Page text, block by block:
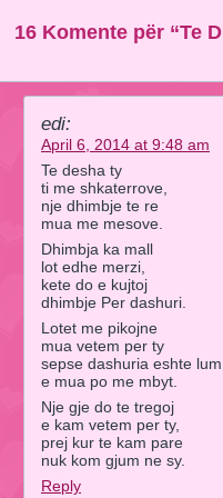
16 Komente për “Te
edi:
April 6, 2014 at 9:48 am
Te desha ty
ti me shkaterrove,
nje dhimbje te re
mua me mesove.
Dhimbja ka mall
lot edhe merzi,
kete do e kujtoj
dhimbje Per dashuri.
Lotet me pikojne
mua vetem per ty
sepse dashuria eshte lum,
e mua po me mbyt.
Nje gje do te tregoj
e kam vetem per ty,
prej kur te kam pare
nuk kom gjum ne sy.
Reply